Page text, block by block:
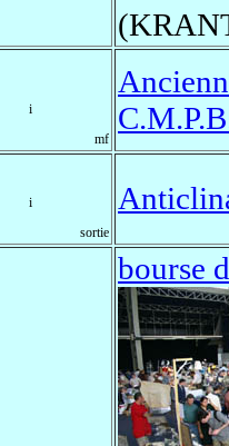
i
mf
i
sortie
bourse